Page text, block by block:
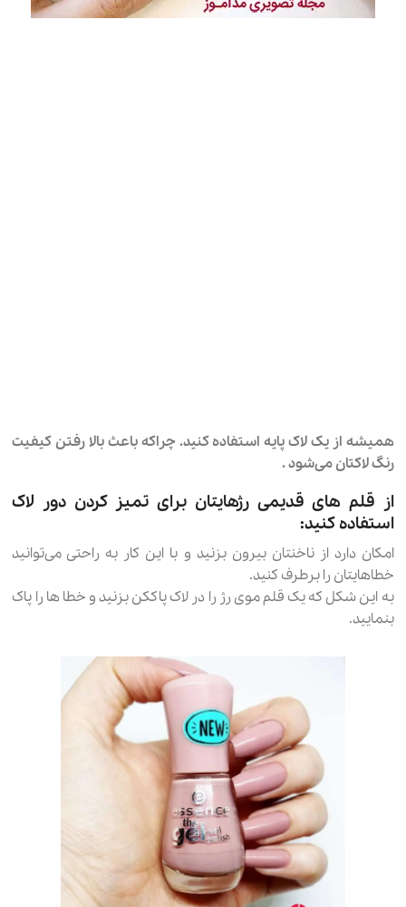
همیشه از یک لاک پایه استفاده کنید. چراکه باعث بالا رفتن کیفیت
رنگ لاکتان می‌شود .
از قلم های قدیمی رژهایتان برای تمیز کردن دور لاک
استفاده کنید:
امکان دارد از ناخنتان بیرون بزنید و با این کار به راحتی می‌توانید
خطاهایتان را برطرف کنید.
به این شکل که یک قلم موی رژ را در لاک پاککن بزنید و خطا ها را پاک
بنمایید.